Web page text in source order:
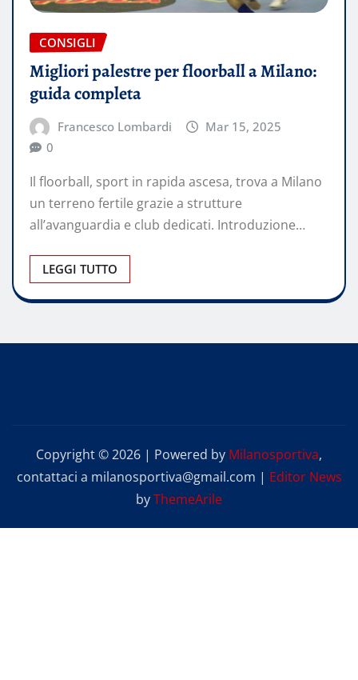
CONSIGLI
Migliori palestre per floorball a Milano:
guida completa
Francesco Lombardi
Mar 15, 2025
0
Il floorball, sport in rapida ascesa, trova a Milano
un terreno fertile grazie a strutture
all’avanguardia e club dedicati. Introduzione…
LEGGI TUTTO
Copyright © 2026 | Powered by Milanosportiva,
contattaci a milanosportiva@gmail.com | Editor News
byThemeArile